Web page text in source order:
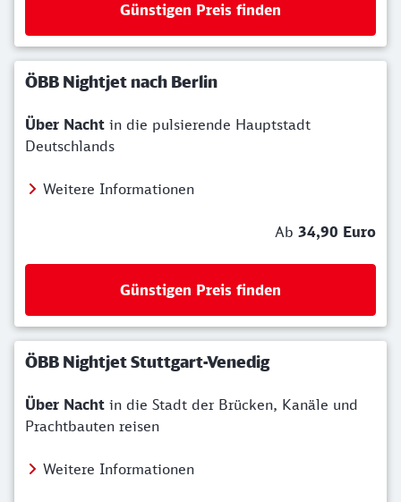
Günstigen Preis finden
ÖBB Nightjet nach Berlin
Über Nacht in die pulsierende Hauptstadt
Deutschlands
Weitere Informationen
Ab 34,90 Euro
Günstigen Preis finden
ÖBB Nightjet Stuttgart-Venedig
Über Nacht in die Stadt der Brücken, Kanäle und
Prachtbauten reisen
Weitere Informationen